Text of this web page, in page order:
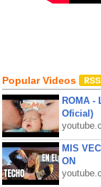
Popular Videos
ROMA -
Oficial)
MIS
ON